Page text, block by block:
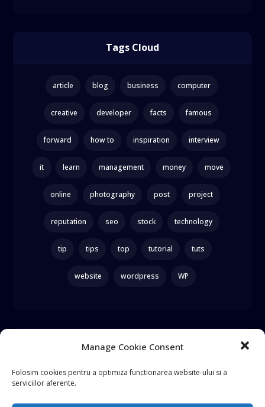
Manage Cookie Consent
Folosim cookies pentru a optimiza functionarea website-ului si a
serviciilor aferente.
Tags Cloud
article blog business computer
creative developer facts famous
forward how to inspiration interview
it learn management money move
online photography post project
reputation seo stock technology
tip tips top tutorial tuts
website wordpress WP
Ads